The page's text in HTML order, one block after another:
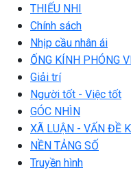
THIẾU NHI
Chính sách
Nhịp cầu nhân ái
ỐNG KÍNH PHÓNG
Giải trí
Người tốt - Việc tốt
GÓC NHÌN
XÃ LUẬN - VẤN ĐỀ
NỀN TẢNG SỐ
Truyền hình